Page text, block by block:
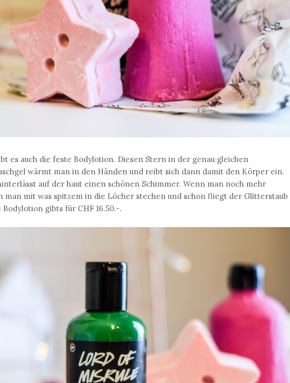
es auch die feste Bodylotion. Diesen Stern in der genau gleichen
wärmt man in den Händen und reibt sich dann damit den Körper ein.
auf der haut einen schönen Schimmer. Wenn man noch mehr
man mit was spitzem in die Löcher stechen und schon fliegt der Glitterstaub
gibts für CHF 16.50.-.